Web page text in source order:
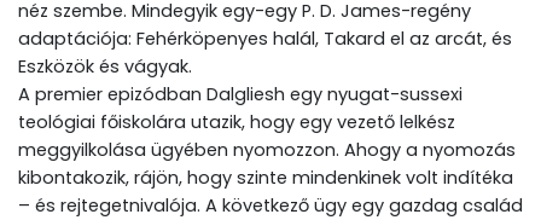
néz szembe. Mindegyik egy-egy P. D. James-regény
adaptációja: Fehérköpenyes halál, Takard el az arcát, és
Eszközök és vágyak.
A premier epizódban Dalgliesh egy nyugat-sussexi
teológiai főiskolára utazik, hogy egy vezető lelkész
meggyilkolása ügyében nyomozzon. Ahogy a nyomozás
kibontakozik, rájön, hogy szinte mindenkinek volt indítéka
– és rejtegetnivalója. A következő ügy egy gazdag család